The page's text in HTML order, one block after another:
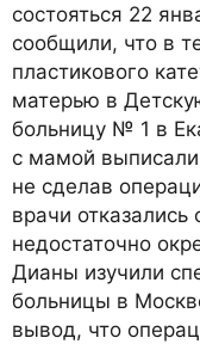
состояться 22
сообщили, что в
пластикового
матерью в
больницу № 1 в
с мамой выписали
не сделав
врачи отказались
недостаточно
Дианы изучили
больницы в
вывод, что